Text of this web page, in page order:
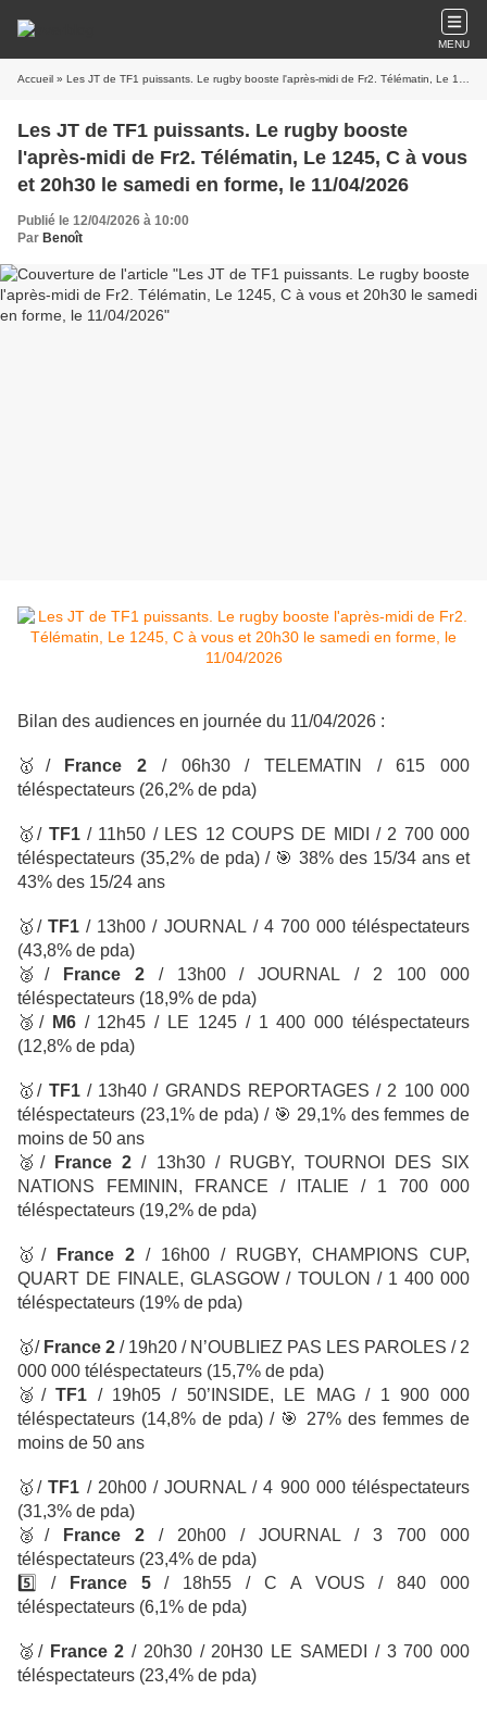
MENU
Accueil » Les JT de TF1 puissants. Le rugby booste l'après-midi de Fr2. Télématin, Le 1245, C à vous et 20h30 le samedi en forme, le 11/04/2026
Les JT de TF1 puissants. Le rugby booste
l'après-midi de Fr2. Télématin, Le 1245, C à vous
et 20h30 le samedi en forme, le 11/04/2026
Publié le 12/04/2026 à 10:00
Par Benoît
Bilan des audiences en journée du 11/04/2026 :
🥇 / France 2 / 06h30 / TELEMATIN
/ 615 000
téléspectateurs (26,2% de pda)
🥇/ TF1/ 11h50 / LES 12 COUPS DE MIDI
/ 2 700 000
téléspectateurs (35,2% de pda) / 🎯 38% des 15/34 ans et
43% des 15/24 ans
🥇/TF1 / 13h00 / JOURNAL / 4 700 000 téléspectateurs
(43,8% de pda)
🥈 / France 2 / 13h00 / JOURNAL
/ 2 100 000
téléspectateurs (18,9% de pda)
🥉 / M6 / 12h45 / LE 1245 / 1 400 000 téléspectateurs
(12,8% de pda)
🥇/ TF1/ 13h40 / GRANDS REPORTAGES / 2 100 000
téléspectateurs (23,1% de pda) / 🎯 29,1% des femmes de
moins de 50 ans
🥈/ France 2/ 13h30 / RUGBY, TOURNOI DES SIX
NATIONS FEMININ, FRANCE / ITALIE / 1 700 000
téléspectateurs (19,2% de pda)
🥇 / France 2 / 16h00 / RUGBY, CHAMPIONS CUP,
QUART DE FINALE, GLASGOW / TOULON / 1 400 000
téléspectateurs (19% de pda)
🥇/ France 2 / 19h20 / N’OUBLIEZ PAS LES PAROLES / 2
000 000 téléspectateurs (15,7% de pda)
🥈 /TF1 / 19h05 / 50’INSIDE, LE MAG / 1 900 000
téléspectateurs (14,8% de pda) / 🎯
27% des femmes de
moins de 50 ans
🥇/TF1 / 20h00 / JOURNAL / 4 900 000 téléspectateurs
(31,3% de pda)
🥈 / France 2 / 20h00 / JOURNAL / 3 700 000
téléspectateurs (23,4% de pda)
5️⃣ /
France 5/ 18h55 / C A VOUS / 840 000
téléspectateurs (6,1% de pda)
🥈 / France 2 / 20h30 / 20H30 LE SAMEDI / 3 700 000
téléspectateurs (23,4% de pda)